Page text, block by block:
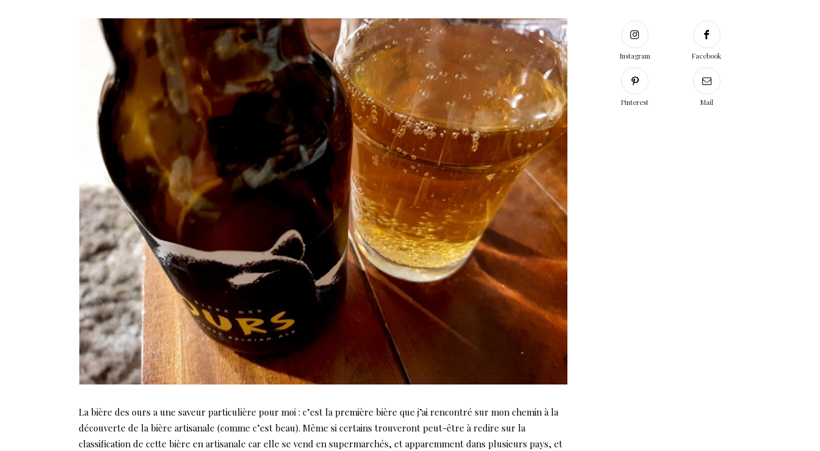
La bière des ours a une saveur particulière pour moi : c’est la première bière que j’ai rencontré sur mon chemin à la
découverte de la bière artisanale (comme c’est beau). Même si certains trouveront peut-être à redire sur la
classification de cette bière en artisanale car elle se vend en supermarchés, et apparemment dans plusieurs pays, et
Instagram Facebook
Pinterest Mail